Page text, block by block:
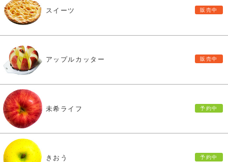
スイーツ
アップルカッター
未希ライフ
きおう